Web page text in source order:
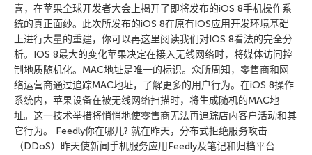
喜，在苹果全球开发者大会上揭开了即将发布的iOS 8手机操作系
统的真正面纱。此次所发布的iOS 8在原有IOS应用开发环境基础
上进行大量的重建，你可以再这里阅读我们对IOS 8看法的完全分
析。IOS 8最大的变化苹果决定在接入无线网络时，将媒体访问控
制地质随机化。MAC地址是唯一的标识。众所周知，零售商和网
络运营商通过追踪MAC地址，了解更多的用户行为。在iOS 8操作
系统内，苹果设备在被无线网络扫描时，将生成随机的MAC地
址。这一技术举措将悄悄地使零售商无法再追踪店内客户活动和其
它行为。 Feedly你在哪儿? 就在昨天，分布式拒绝服务攻击
（DDoS）昨天使新闻手机服务应用Feedly及笔记和归档平台